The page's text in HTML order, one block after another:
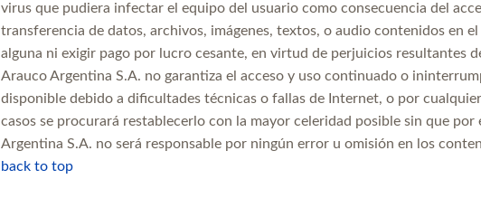
virus que pudiera infectar el equipo del usuario como consecuencia del
transferencia de datos, archivos, imágenes, textos, o audio contenidos en
alguna ni exigir pago por lucro cesante, en virtud de perjuicios resultantes
Arauco Argentina S.A. no garantiza el acceso y uso continuado o
disponible debido a dificultades técnicas o fallas de Internet, o por
casos se procurará restablecerlo con la mayor celeridad posible sin que
Argentina S.A. no será responsable por ningún error u omisión en los
back to top